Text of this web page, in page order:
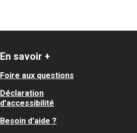
En savoir +
Foire aux questions
Déclaration
d'accessibilité
Besoin d'aide ?